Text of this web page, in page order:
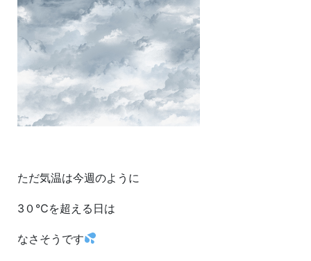
ただ気温は今週のように
3０℃を超える日は
なさそうです